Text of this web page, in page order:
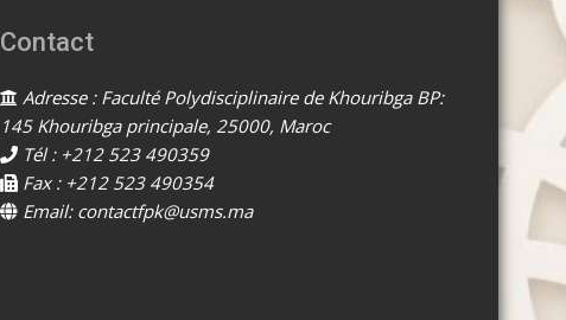
Contact
Adresse : Faculté Polydisciplinaire de Khouribga BP:
145 Khouribga principale, 25000, Maroc
Tél : +212 523 490359
Fax : +212 523 490354
Email: contactfpk@usms.ma